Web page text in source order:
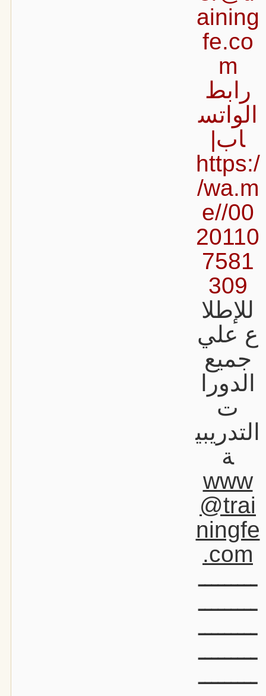
aining
fe.co
m
رابط
الواتس
اب|
https:/
/wa.m
e//00
20110
7581
309
للإطلا
ع علي
جميع
الدورا
ت
التدريبي
ة
www
@trai
ningfe
.com
ـــــــــ
ـــــــــ
ـــــــــ
ـــــــــ
ـــــــــ